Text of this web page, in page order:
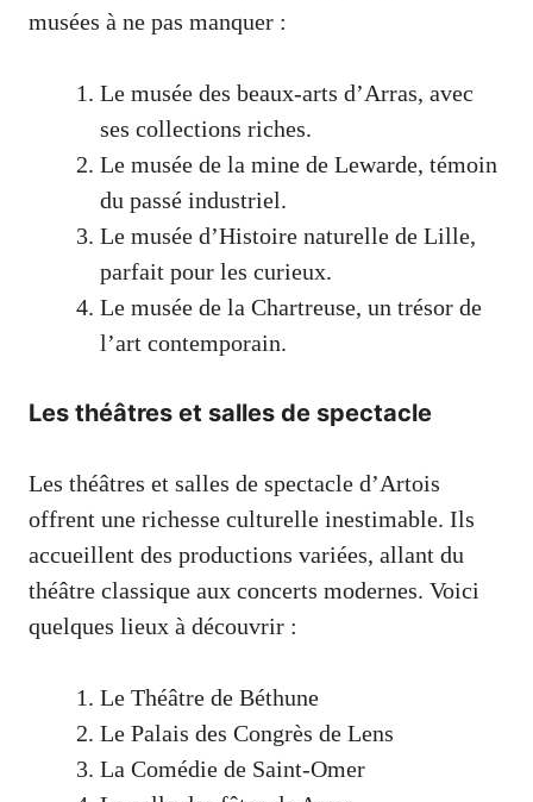
musées à ne pas manquer :
Le musée des beaux-arts d’Arras, avec
ses collections riches.
Le musée de la mine de Lewarde, témoin
du passé industriel.
Le musée d’Histoire naturelle de Lille,
parfait pour les curieux.
Le musée de la Chartreuse, un trésor de
l’art contemporain.
Les théâtres et salles de spectacle
Les théâtres et salles de spectacle d’Artois
offrent une richesse culturelle inestimable. Ils
accueillent des productions variées, allant du
théâtre classique aux concerts modernes. Voici
quelques lieux à découvrir :
Le Théâtre de Béthune
Le Palais des Congrès de Lens
La Comédie de Saint-Omer